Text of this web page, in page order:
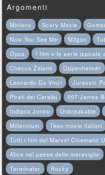
Argomenti
Minions Scary Movie
Now You See Me
M3gan
Opus
I film e le serie ispirate
Checco Zalone
Oppenheimer
Leonardo Da Vinci
Jurassic
Pirati dei Caraibi
007 James
Indiana Jones
Unbreakable
Millennium
Teen movie italiani
Tutti i film del Marvel Cinematic
Alice nel paese delle meraviglie
Terminator
Rocky